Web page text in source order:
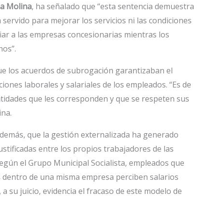
Molina, ha señalado que “esta sentencia demuestra
para mejorar los servicios ni las condiciones
a las empresas concesionarias mientras los
los acuerdos de subrogación garantizaban el
laborales y salariales de los empleados. “Es de
que les corresponden y que se respeten sus
que la gestión externalizada ha generado
entre los propios trabajadores de las
el Grupo Municipal Socialista, empleados que
de una misma empresa perciben salarios
su juicio, evidencia el fracaso de este modelo de